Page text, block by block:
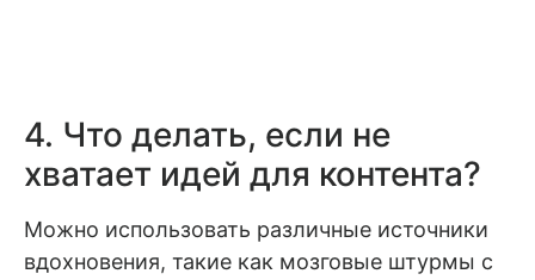
4. Что делать, если не
хватает идей для контента?
Можно использовать различные источники
вдохновения, такие как мозговые штурмы с